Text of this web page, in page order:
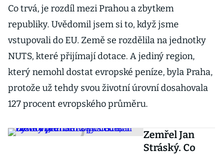
Co trvá, je rozdíl mezi Prahou a zbytkem
republiky. Uvědomil jsem si to, když jsme
vstupovali do EU. Země se rozdělila na jednotky
NUTS, které přijímají dotace. A jediný region,
který nemohl dostat evropské peníze, byla Praha,
protože už tehdy svou životní úrovní dosahovala
127 procent evropského průměru.
Zemřel Jan
Stráský. Co